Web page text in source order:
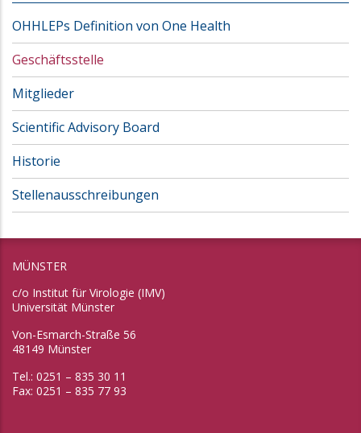
OHHLEPs Definition von One Health
Geschäftsstelle
Mitglieder
Scientific Advisory Board
Historie
Stellenausschreibungen
MÜNSTER
c/o Institut für Virologie (IMV)
Universität Münster
Von-Esmarch-Straße 56
48149 Münster
Tel.: 0251 – 835 30 11
Fax: 0251 – 835 77 93